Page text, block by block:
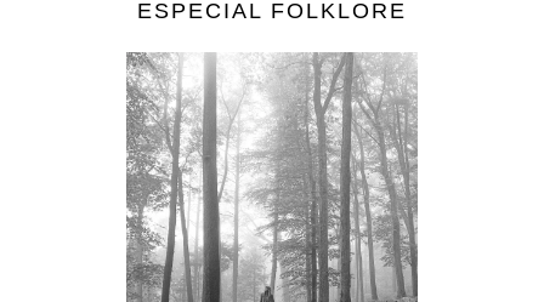
ESPECIAL FOLKLORE